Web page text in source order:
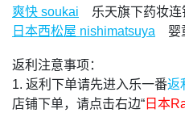
爽快 soukai
乐天旗下药妆连
日本西松屋 nishimatsuya 婴
返利注意事项：
1. 返利下单请先进入乐一番返
店铺下单，请点击右边“ 日本